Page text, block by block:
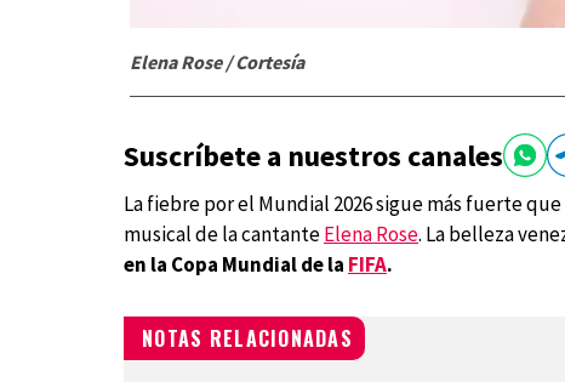
Elena Rose / Cortesía
Suscríbete a nuestros canales
La fiebre por el Mundial 2026 sigue más fuerte
musical de la cantanteElena Rose. La belleza
en la Copa Mundial de la FIFA.
NOTAS RELACIONADAS